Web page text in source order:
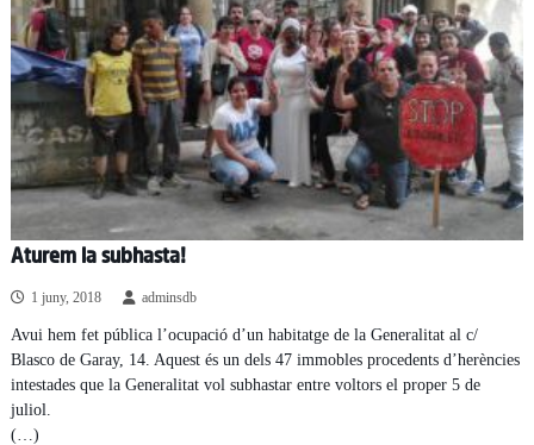
Aturem la subhasta!
1 juny, 2018 adminsdb
Avui hem fet pública l’ocupació d’un habitatge de la Generalitat al c/
Blasco de Garay, 14. Aquest és un dels 47 immobles procedents d’herències
intestades que la Generalitat vol subhastar entre voltors el proper 5 de
juliol.
(…)